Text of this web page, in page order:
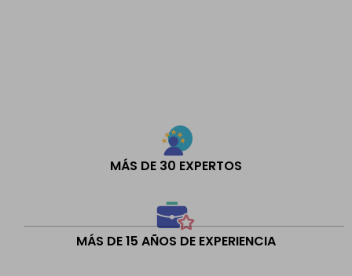
MÁS DE 30 EXPERTOS
MÁS DE 15 AÑOS DE EXPERIENCIA